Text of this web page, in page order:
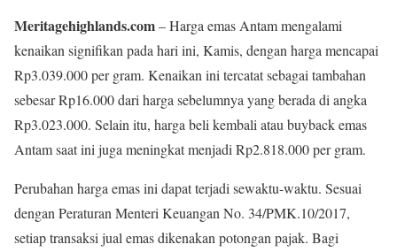
Meritagehighlands.com– Harga emas Antam mengalami
kenaikan signifikan pada hari ini, Kamis, dengan harga mencapai
Rp3.039.000 per gram. Kenaikan ini tercatat sebagai tambahan
sebesar Rp16.000 dari harga sebelumnya yang berada di angka
Rp3.023.000. Selain itu, harga beli kembali atau buyback emas
Antam saat ini juga meningkat menjadi Rp2.818.000 per gram.
Perubahan harga emas ini dapat terjadi sewaktu-waktu. Sesuai
dengan Peraturan Menteri Keuangan No. 34/PMK.10/2017,
setiap transaksi jual emas dikenakan potongan pajak. Bagi